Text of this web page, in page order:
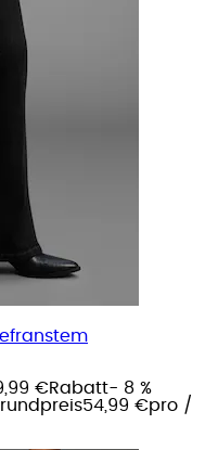
€Rabatt- 8 %
54,99 €pro /